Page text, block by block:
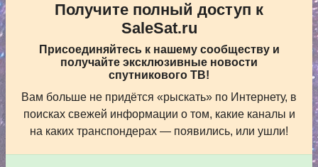
Получите полный доступ к
SaleSat.ru
Присоединяйтесь к нашему сообществу и
получайте эксклюзивные новости
спутникового ТВ!
Вам больше не придётся «рыскать» по Интернету, в
поисках свежей информации о том, какие каналы и
на каких транспондерах — появились, или ушли!